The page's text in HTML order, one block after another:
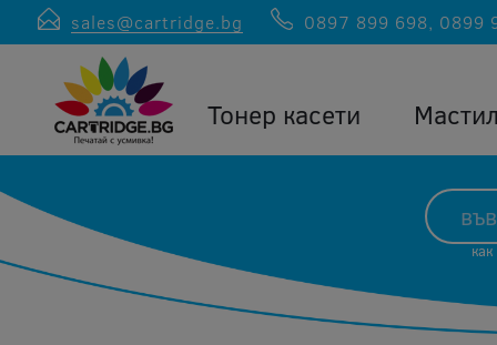
sales@cartridge.bg 0897 899 698, 0899
Тонер касети